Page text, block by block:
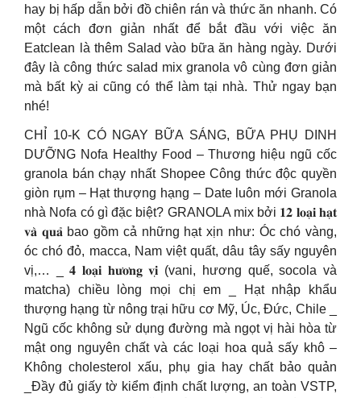
hay bị hấp dẫn bởi đồ chiên rán và thức ăn nhanh. Có
một cách đơn giản nhất để bắt đầu với việc ăn
Eatclean là thêm Salad vào bữa ăn hàng ngày. Dưới
đây là công thức salad mix granola vô cùng đơn giản
mà bất kỳ ai cũng có thể làm tại nhà. Thử ngay bạn
nhé!
CHỈ 10-K CÓ NGAY BỮA SÁNG, BỮA PHỤ DINH
DƯỠNG Nofa Healthy Food – Thương hiệu ngũ cốc
granola bán chạy nhất Shopee Công thức độc quyền
giòn rụm – Hạt thượng hạng – Date luôn mới Granola
nhà Nofa có gì đặc biệt? GRANOLA mix bởi 𝟏𝟐 𝐥𝐨𝐚̣𝐢 𝐡𝐚̣𝐭
𝐯𝐚̀ 𝐪𝐮𝐚̉ bao gồm cả những hạt xịn như: Óc chó vàng,
óc chó đỏ, macca, Nam việt quất, dâu tây sấy nguyên
vị,… _ 𝟒 𝐥𝐨𝐚̣𝐢 𝐡𝐮̛𝐨̛𝐧𝐠 𝐯𝐢̣ (vani, hương quế, socola và
matcha) chiều lòng mọi chị em _ Hạt nhập khẩu
thượng hạng từ nông trại hữu cơ Mỹ, Úc, Đức, Chile _
Ngũ cốc không sử dụng đường mà ngọt vị hài hòa từ
mật ong nguyên chất và các loại hoa quả sấy khô –
Không cholesterol xấu, phụ gia hay chất bảo quản
_Đầy đủ giấy tờ kiểm định chất lượng, an toàn VSTP,